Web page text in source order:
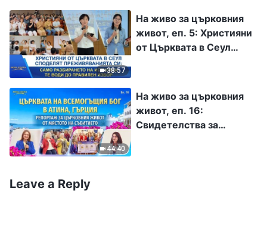
38:57
На живо за църковния
живот, еп. 5: Християни
от Църквата в Сеул
Само разбирането на
истината те води до
правилен избор
44:40
На живо за църковния
живот, еп. 16:
Свидетелства за
Leave a Reply